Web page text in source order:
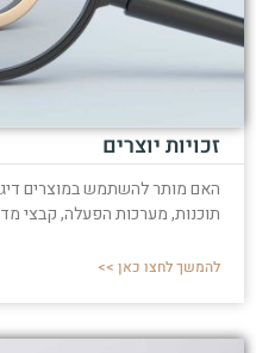
זכויות יוצרים
האם מותר להשתמש במוצרים
תוכנות, מערכות הפעלה, קבצי
להמשך לחצו כאן >>